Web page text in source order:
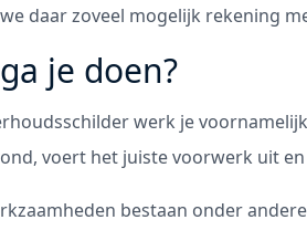
daar zoveel mogelijk rekening
je doen?
werk je
voert het juiste voorwerk uit
bestaan onder